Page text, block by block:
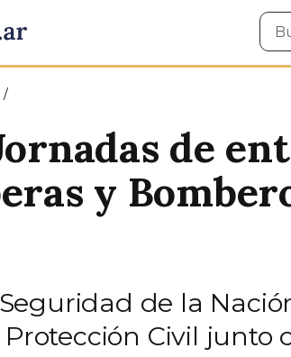
en
de
y
de la
Civil junto